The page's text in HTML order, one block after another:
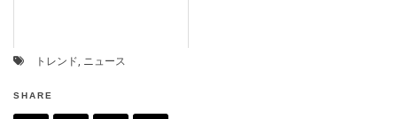
トレンド, ニュース
SHARE